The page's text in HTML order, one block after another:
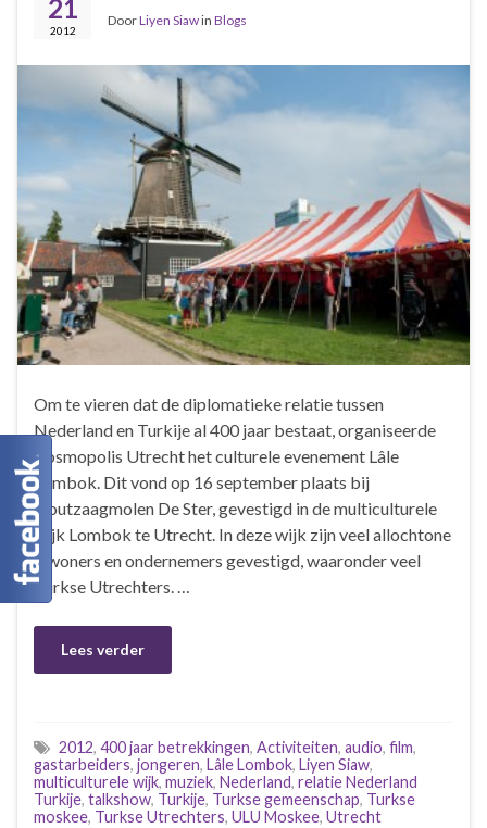
21
2012
DoorLiyen Siawin Blogs
Om te vieren dat de diplomatieke relatie tussen
Nederland en Turkije al 400 jaar bestaat, organiseerde
Kosmopolis Utrecht het culturele evenement Lâle
Lombok. Dit vond op 16 september plaats bij
Houtzaagmolen De Ster, gevestigd in de multiculturele
wijk Lombok te Utrecht. In deze wijk zijn veel allochtone
inwoners en ondernemers gevestigd, waaronder veel
Turkse Utrechters. …
Lees verder
2012, 400 jaar betrekkingen, Activiteiten, audio, film,
gastarbeiders, jongeren, Lâle Lombok, Liyen Siaw,
multiculturele wijk, muziek, Nederland, relatie Nederland
Turkije, talkshow, Turkije, Turkse gemeenschap, Turkse
moskee, Turkse Utrechters, ULU Moskee, Utrecht